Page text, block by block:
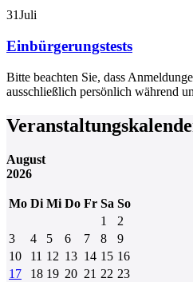
31Juli
Einbürgerungstests
Bitte beachten Sie, dass
ausschließlich persönlich während
August
2026
Mo Di Mi Do Fr Sa So
1
2
3
4 5 6 7 8
9
10
11 12 13 14 15 16
17
18 19 20 21 22 23